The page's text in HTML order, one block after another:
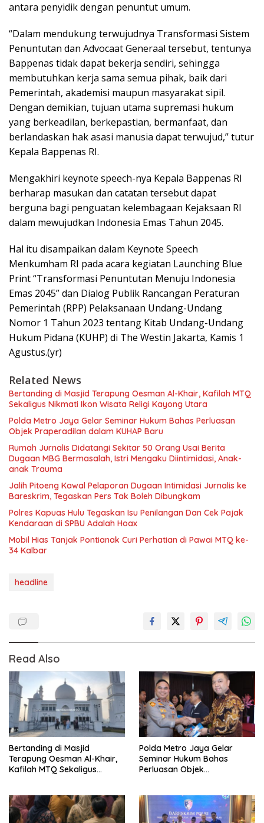
antara penyidik dengan penuntut umum.
“Dalam mendukung terwujudnya Transformasi Sistem
Penuntutan dan Advocaat Generaal tersebut, tentunya
Bappenas tidak dapat bekerja sendiri, sehingga
membutuhkan kerja sama semua pihak, baik dari
Pemerintah, akademisi maupun masyarakat sipil.
Dengan demikian, tujuan utama supremasi hukum
yang berkeadilan, berkepastian, bermanfaat, dan
berlandaskan hak asasi manusia dapat terwujud,” tutur
Kepala Bappenas RI.
Mengakhiri keynote speech-nya Kepala Bappenas RI
berharap masukan dan catatan tersebut dapat
berguna bagi penguatan kelembagaan Kejaksaan RI
dalam mewujudkan Indonesia Emas Tahun 2045.
Hal itu disampaikan dalam Keynote Speech
Menkumham RI pada acara kegiatan Launching Blue
Print “Transformasi Penuntutan Menuju Indonesia
Emas 2045” dan Dialog Publik Rancangan Peraturan
Pemerintah (RPP) Pelaksanaan Undang-Undang
Nomor 1 Tahun 2023 tentang Kitab Undang-Undang
Hukum Pidana (KUHP) di The Westin Jakarta, Kamis 1
Agustus.(yr)
Related News
Bertanding di Masjid Terapung Oesman Al-Khair, Kafilah MTQ
Sekaligus Nikmati Ikon Wisata Religi Kayong Utara
Polda Metro Jaya Gelar Seminar Hukum Bahas Perluasan
Objek Praperadilan dalam KUHAP Baru
Rumah Jurnalis Didatangi Sekitar 50 Orang Usai Berita
Dugaan MBG Bermasalah, Istri Mengaku Diintimidasi, Anak-
anak Trauma
Jalih Pitoeng Kawal Pelaporan Dugaan Intimidasi Jurnalis ke
Bareskrim, Tegaskan Pers Tak Boleh Dibungkam
Polres Kapuas Hulu Tegaskan Isu Penilangan Dan Cek Pajak
Kendaraan di SPBU Adalah Hoax
Mobil Hias Tanjak Pontianak Curi Perhatian di Pawai MTQ ke-
34 Kalbar
headline
Read Also
Bertanding di Masjid
Terapung Oesman Al-Khair,
Kafilah MTQ Sekaligus
Polda Metro Jaya Gelar
Seminar Hukum Bahas
Perluasan Objek